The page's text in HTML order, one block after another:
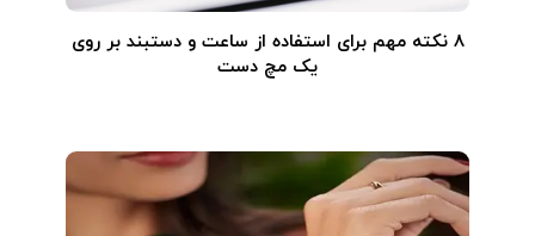
۸ نکته مهم برای استفاده از ساعت و دستبند بر روی
یک مچ دست